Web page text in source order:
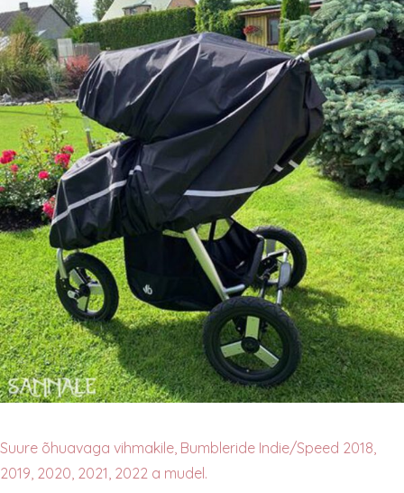
Suure õhuavaga vihmakile, Bumbleride Indie/Speed 2018,
2019, 2020, 2021, 2022 a mudel.